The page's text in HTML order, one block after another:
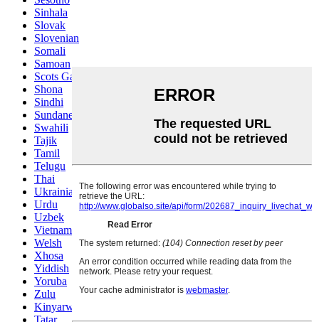
Sinhala
Slovak
Slovenian
Somali
Samoan
Scots Gaelic
Shona
Sindhi
Sundanese
Swahili
Tajik
Tamil
Telugu
Thai
Ukrainian
Urdu
Uzbek
Vietnamese
Welsh
Xhosa
Yiddish
Yoruba
Zulu
Kinyarwanda
Tatar